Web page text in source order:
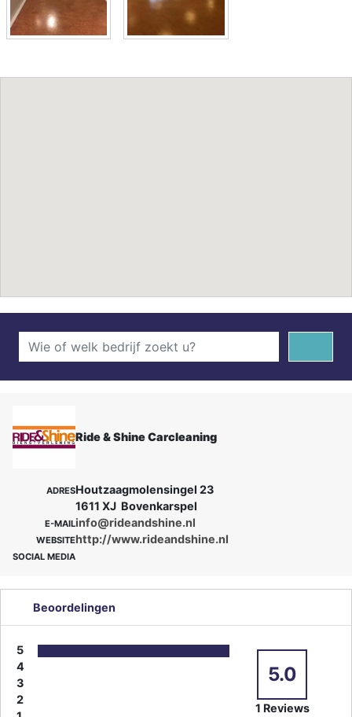
Ride & Shine Carcleaning
ADRESHoutzaagmolensingel 23
1611 XJ Bovenkarspel
E-MAILinfo@rideandshine.nl
WEBSITEhttp://www.rideandshine.nl
SOCIAL MEDIA
Beoordelingen
5
4
3
2
5.0
1 Reviews